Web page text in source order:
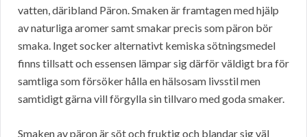
vatten, däribland Päron. Smaken är framtagen med hjälp
av naturliga aromer samt smakar precis som päron bör
smaka. Inget socker alternativt kemiska sötningsmedel
finns tillsatt och essensen lämpar sig därför väldigt bra för
samtliga som försöker hålla en hälsosam livsstil men
samtidigt gärna vill förgylla sin tillvaro med goda smaker.
Smaken av päron är söt och fruktig och blandar sig väl